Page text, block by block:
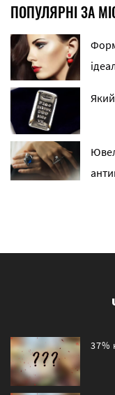
ПОПУЛЯРНІ ЗА
37%